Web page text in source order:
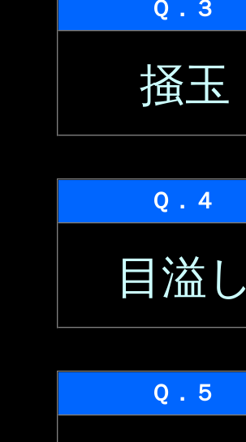
Ｑ．３
掻玉
Ｑ．４
目溢し
Ｑ．５